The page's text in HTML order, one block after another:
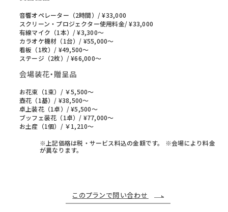
音響オペレーター（2時間）/ ¥33,000
スクリーン・プロジェクター使用料金/ ¥33,000
有線マイク（1本）/ ¥3,300～
カラオケ機材（1台）/ ¥55,000～
看板（1枚）/ ¥49,500～
ステージ（2枚）/ ¥66,000～
会場装花・贈呈品
お花束（1束）/ ￥5,500〜
壺花（1基）/ ¥38,500～
卓上装花（1卓）/ ¥5,500～
ブッフェ装花（1卓）/ ¥77,000～
お土産（1個）/ ￥1,210〜
※上記価格は税・サービス料込の金額です。 ※会場により料金
が異なります。
このプランで問い合わせ